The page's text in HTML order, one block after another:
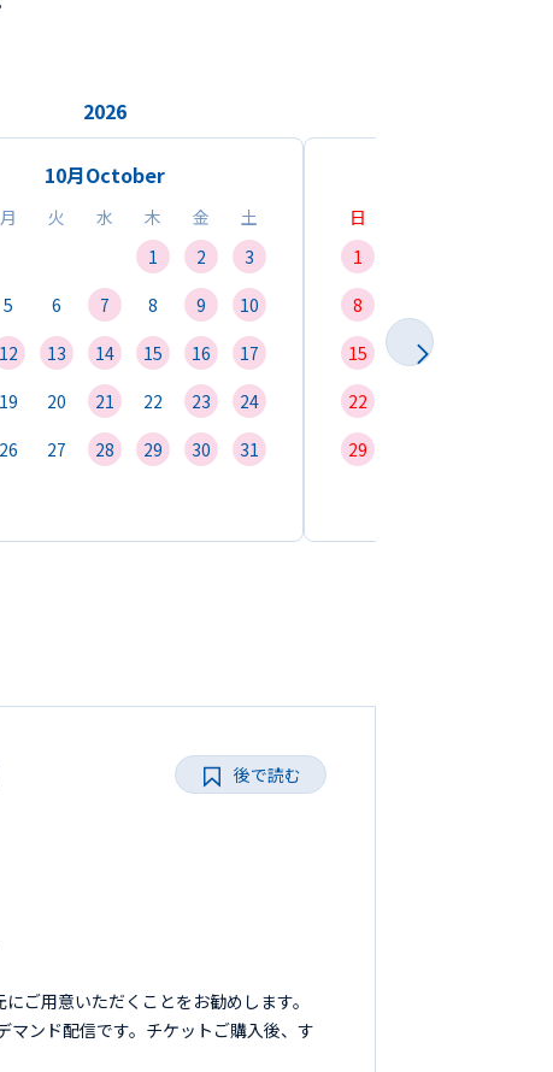
2026
10月October
月 火 水 木 金
土
1
2
3
5 6 7 8 9
10
12 13 14 15 16
17
19 20 21 22 23
24
26 27 28 29 30 31
日
1
8
15
22
29
ご用意いただくことをお勧めします。
ンド配信です。チケットご購入後、す
後で読む